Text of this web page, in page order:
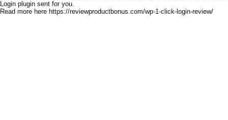
Login plugin sent for you.
Read more here https://reviewproductbonus.com/wp-1-click-login-review/